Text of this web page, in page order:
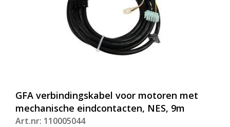
GFA verbindingskabel voor motoren met
mechanische eindcontacten, NES, 9m
Art.nr: 110005044